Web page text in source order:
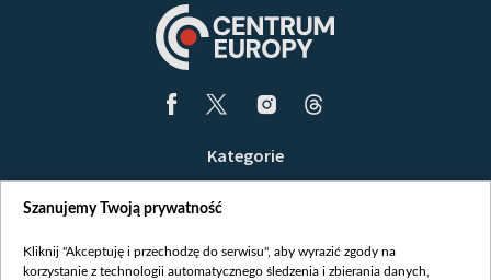
Kategorie
Opinie
Szanujemy Twoją prywatność
Kliknij "Akceptuję i przechodzę do serwisu", aby wyrazić zgody na
korzystanie z technologii automatycznego śledzenia i zbierania danych,